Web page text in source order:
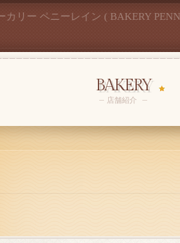
カリー ペニーレイン ( BAKERY
BAKERY
店舗紹介